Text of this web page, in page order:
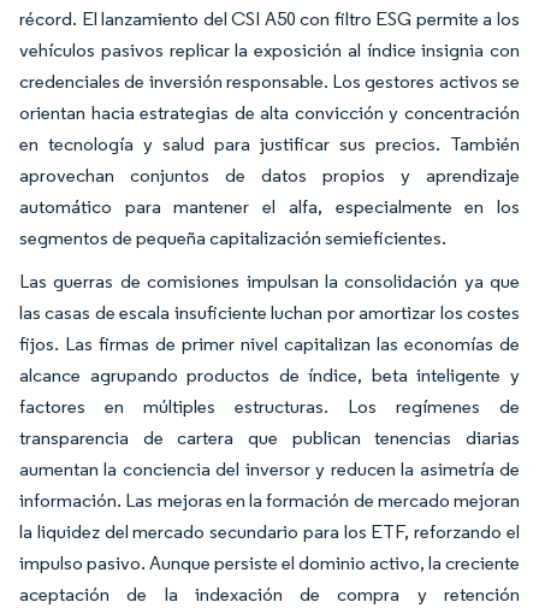
récord. El lanzamiento del CSI A50 con filtro ESG permite a los
vehículos pasivos replicar la exposición al índice insignia con
credenciales de inversión responsable. Los gestores activos se
orientan hacia estrategias de alta convicción y concentración
en tecnología y salud para justificar sus precios. También
aprovechan conjuntos de datos propios y aprendizaje
automático para mantener el alfa, especialmente en los
segmentos de pequeña capitalización semieficientes.
Las guerras de comisiones impulsan la consolidación ya que
las casas de escala insuficiente luchan por amortizar los costes
fijos. Las firmas de primer nivel capitalizan las economías de
alcance agrupando productos de índice, beta inteligente y
factores en múltiples estructuras. Los regímenes de
transparencia de cartera que publican tenencias diarias
aumentan la conciencia del inversor y reducen la asimetría de
información. Las mejoras en la formación de mercado mejoran
la liquidez del mercado secundario para los ETF, reforzando el
impulso pasivo. Aunque persiste el dominio activo, la creciente
aceptación de la indexación de compra y retención